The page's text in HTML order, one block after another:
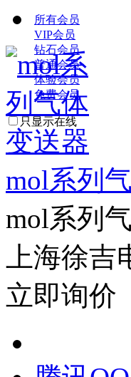
所有会员
VIP会员
钻石会员
普通会员
体验会员
免费会员
只显示在线
mol系列
mol系列
上海徐吉
立即询价